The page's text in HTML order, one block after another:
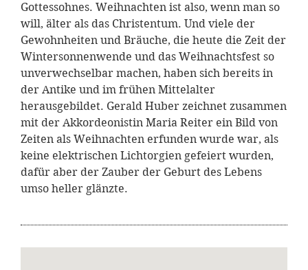
Gottessohnes. Weihnachten ist also, wenn man so
will, älter als das Christentum. Und viele der
Gewohnheiten und Bräuche, die heute die Zeit der
Wintersonnenwende und das Weihnachtsfest so
unverwechselbar machen, haben sich bereits in
der Antike und im frühen Mittelalter
herausgebildet. Gerald Huber zeichnet zusammen
mit der Akkordeonistin Maria Reiter ein Bild von
Zeiten als Weihnachten erfunden wurde war, als
keine elektrischen Lichtorgien gefeiert wurden,
dafür aber der Zauber der Geburt des Lebens
umso heller glänzte.